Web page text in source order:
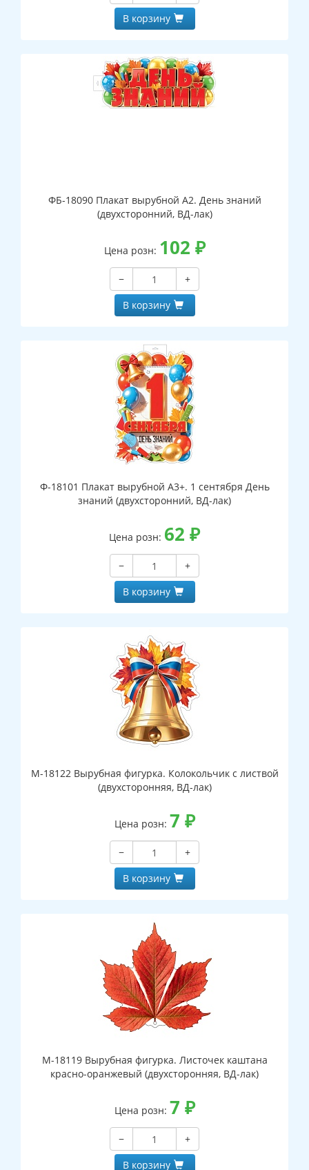
В корзину
ФБ-18090 Плакат вырубной А2. День знаний
(двухсторонний, ВД-лак)
Цена розн: 102 ₽
−
+
В корзину
Ф-18101 Плакат вырубной А3+. 1 сентября День
знаний (двухсторонний, ВД-лак)
Цена розн: 62 ₽
−
+
В корзину
М-18122 Вырубная фигурка. Колокольчик с листвой
(двухсторонняя, ВД-лак)
Цена розн: 7 ₽
−
+
В корзину
М-18119 Вырубная фигурка. Листочек каштана
красно-оранжевый (двухсторонняя, ВД-лак)
Цена розн: 7 ₽
−
+
В корзину